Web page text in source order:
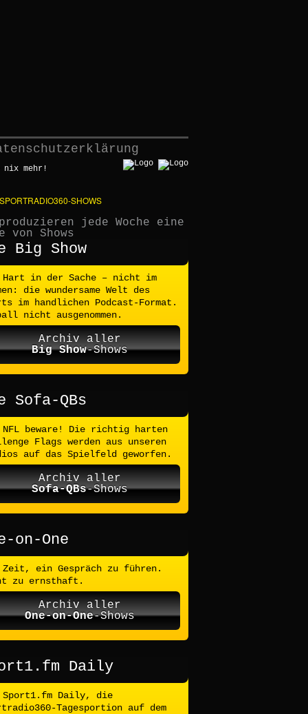
nix mehr!
SHOWS
jede Woche eine
von Shows
Big Show
Hart in der Sache – nicht im
die wundersame Welt des
im handlichen Podcast-Format.
nicht ausgenommen.
Archiv aller
Big Show-Shows
Sofa-QBs
NFL beware! Die richtig harten
Flags werden aus unseren
auf das Spielfeld geworfen.
Archiv aller
Sofa-QBs-Shows
on-One
Zeit, ein Gespräch zu führen.
zu ernsthaft.
Archiv aller
One-on-One-Shows
Daily
Sport1.fm Daily, die
Tagesportion auf dem